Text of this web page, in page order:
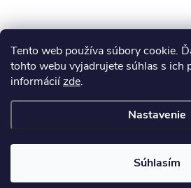
Tento web používa súbory cookie.
tohto webu vyjadrujete súhlas s ich
informáciízde.
Nastavenie
Súhlasím